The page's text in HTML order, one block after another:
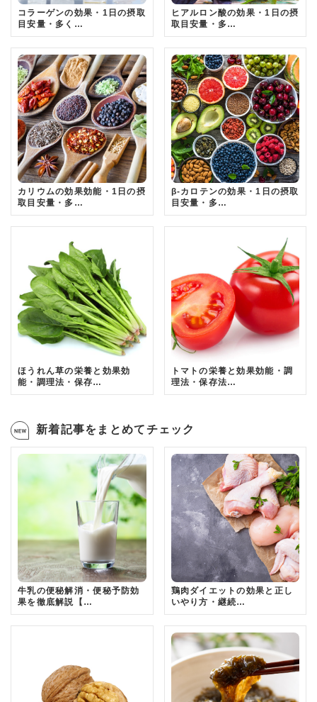
コラーゲンの効果・1日の摂取
目安量・多く…
ヒアルロン酸の効果・1日の摂
取目安量・多…
カリウムの効果効能・1日の摂
取目安量・多…
β-カロテンの効果・1日の摂取
目安量・多…
ほうれん草の栄養と効果効
能・調理法・保存…
トマトの栄養と効果効能・調
理法・保存法…
新着記事をまとめてチェック
牛乳の便秘解消・便秘予防効
果を徹底解説【…
鶏肉ダイエットの効果と正し
いやり方・継続…